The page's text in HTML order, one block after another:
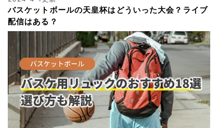
バスケットボールの天皇杯はどういった大会？ライブ
配信はある？